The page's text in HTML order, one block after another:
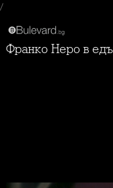
/
Франко Неро в